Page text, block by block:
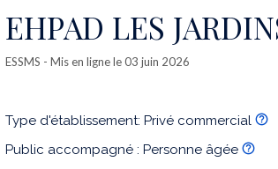
EHPAD LES
ESSMS - Mis en ligne le 03 juin 2026
Type d'établissement: Privé commercial
Public accompagné : Personne âgée